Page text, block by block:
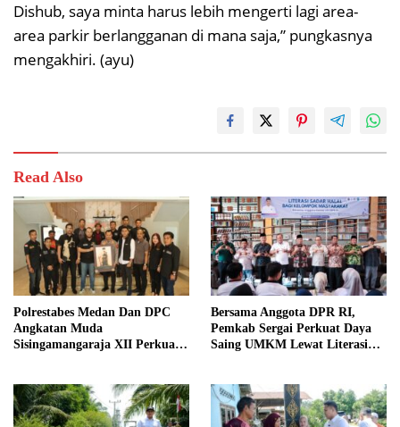
Dishub, saya minta harus lebih mengerti lagi area-
area parkir berlangganan di mana saja,” pungkasnya
mengakhiri. (ayu)
Read Also
Polrestabes Medan Dan DPC
Angkatan Muda
Sisingamangaraja XII Perkuat
Bersama Anggota DPR RI,
Pemkab Sergai Perkuat Daya
Saing UMKM Lewat Literasi